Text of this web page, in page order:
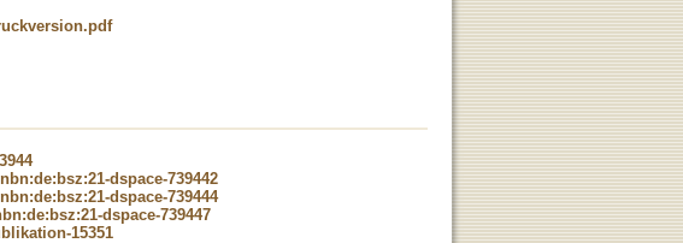
dspace-739442
dspace-739444
dspace-739447
15351